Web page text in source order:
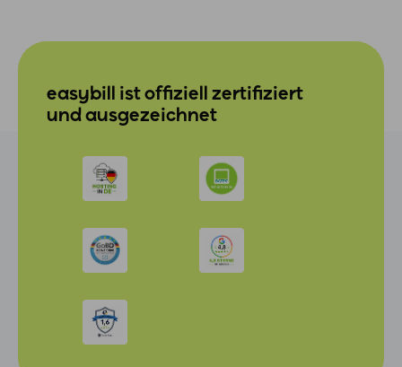
easybill ist offiziell zertifiziert
und ausgezeichnet